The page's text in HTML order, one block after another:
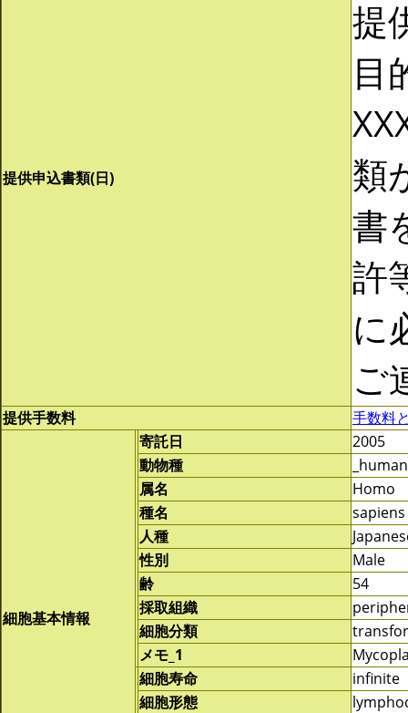
提供申込書類(日)
提
目
類
書
許
に
ご
提供手数料 手数料
細胞基本情報
寄託日
2005
動物種
属名
Homo
種名
sapiens
人種
性別
Male
齢
54
採取組織
細胞分類
メモ_1
細胞寿命
infinite
細胞形態